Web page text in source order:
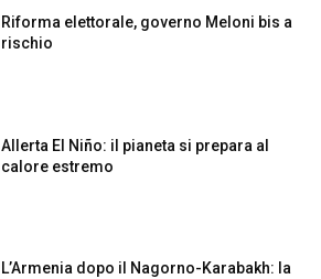
Riforma elettorale, governo Meloni bis a
rischio
Allerta El Niño: il pianeta si prepara al
calore estremo
L’Armenia dopo il Nagorno-Karabakh: la